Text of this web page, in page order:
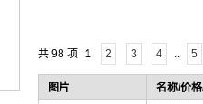
共 98 项 1 2 3 4 .. 5
图片
名称/价